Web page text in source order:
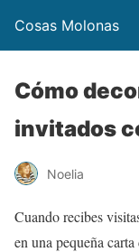
Cosas Molonas
Cómo
invitados
Noelia
Cuando recibes
en una pequeña